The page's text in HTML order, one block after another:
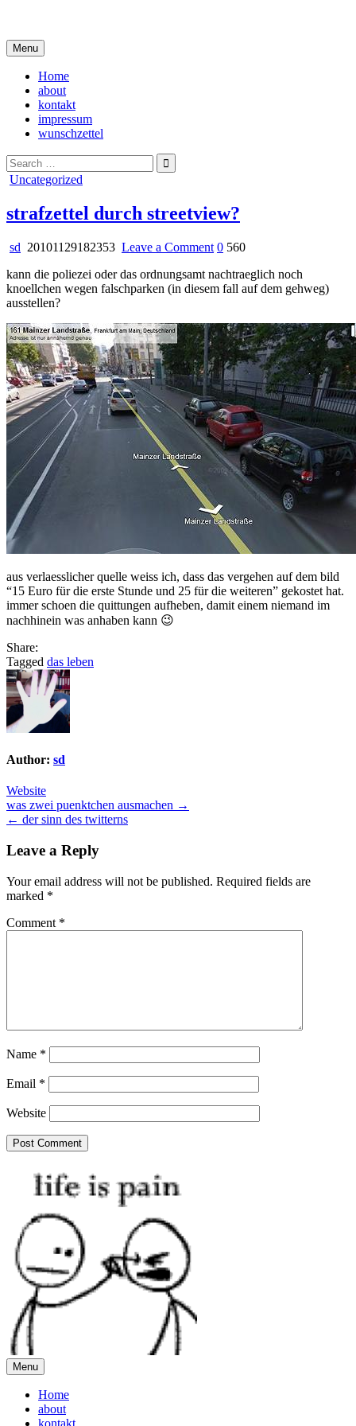
content
Menu
Home
about
kontakt
impressum
wunschzettel
Search
for:
Posted
Uncategorized
strafzettel durch streetview?
sd 20101129182353 Leave a Commenton
durch
streetview?
0 560
kann die poliezei oder das ordnungsamt nachtraeglich noch
knoellchen wegen falschparken (in diesem fall auf dem gehweg)
ausstellen?
aus verlaesslicher quelle weiss ich, dass das vergehen auf dem bild
“15 Euro für die erste Stunde und 25 für die weiteren” gekostet hat.
immer schoen die quittungen aufheben, damit einem niemand im
nachhinein was anhaben kann 😉
Share:
Tagged das leben
Author: sd
Website
Post
navigation
was zwei puenktchen ausmachen →
← der sinn des twitterns
Leave a Reply
Your email address will not be published. Required fields are
marked *
Comment *
Name *
Email *
Website
Menu
Home
about
kontakt